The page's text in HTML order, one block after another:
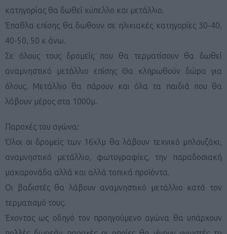
κατηγορίας θα δωθεί κύπελλο και μετάλλιο.
Έπαθλα επίσης θα δωθουν σε ηλικιακές κατηγορίες 30-40,
40-50, 50 κ άνω.
Σε όλους τους δρομείς που θα τερματίσουν θα δωθεί
αναμνηστικό μετάλλιο επίσης Θα κληρωθούν δώρα για
όλους. Μετάλλιο θα πάρουν και όλα τα παιδιά που θα
λάβουν μέρος στα 1000μ.
Παροχές του αγώνα:
Όλοι οι δρομείς των 16χλμ θα λάβουν τεχνικό μπλουζάκι,
αναμνηστικό μετάλλιο, φωτογραφίες, την παραδοσιακή
μακαρονάδα αλλά και αλλά τοπικά προϊόντα.
Οι βαδιστές θα λάβουν αναμνηστικό μετάλλιο κατά τον
τερματισμό τους.
Έχοντας ως οδηγό τον προηγούμενο αγώνα θα υπάρχουν